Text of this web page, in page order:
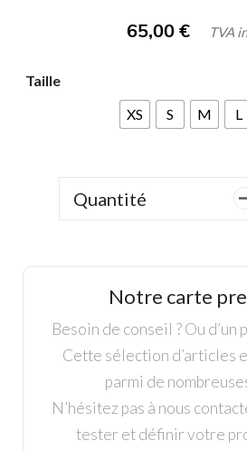
65,00 € TVA
Taille
XS
S M L
Quantité
Notre carte
Besoin de conseil ? Ou d’un
Cette sélection d’articles
parmi de
N’hésitez pas à nous
tester et définir votre